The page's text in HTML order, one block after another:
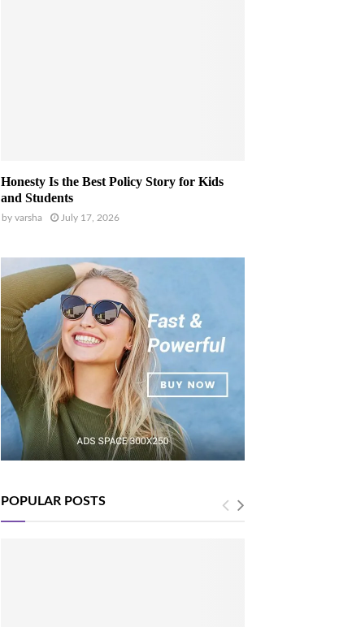
Honesty Is the Best Policy Story for Kids
and Students
by varsha July 17, 2026
POPULAR POSTS